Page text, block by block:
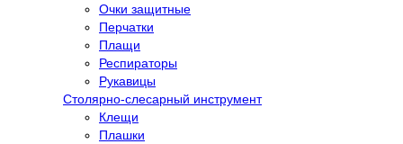
Очки защитные
Перчатки
Плащи
Респираторы
Рукавицы
Столярно-слесарный инструмент
Клещи
Плашки